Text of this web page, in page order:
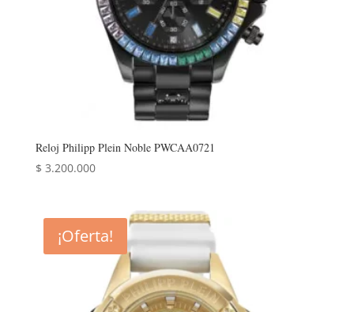
Reloj Philipp Plein Noble PWCAA0721
$ 3.200.000
¡Oferta!